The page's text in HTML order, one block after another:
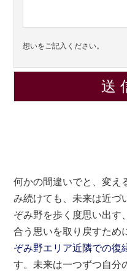
想いをご記入ください。
何かの間違いでと、変え
み続けても、未来は近づ
ぞみ野を歩く度思い出す
合う思いを取り戻すため
ぞみ野エリア近隣での復
す。未来は一つずつ自分